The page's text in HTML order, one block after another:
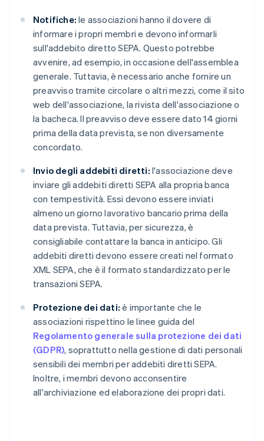
Notifiche: le associazioni hanno il dovere di
informare i propri membri e devono informarli
sull'addebito diretto SEPA. Questo potrebbe
avvenire, ad esempio, in occasione dell'assemblea
generale. Tuttavia, è necessario anche fornire un
preavviso tramite circolare o altri mezzi, come il sito
web dell'associazione, la rivista dell'associazione o
la bacheca. Il preavviso deve essere dato 14 giorni
prima della data prevista, se non diversamente
concordato.
Invio degli addebiti diretti: l'associazione deve
inviare gli addebiti diretti SEPA alla propria banca
con tempestività. Essi devono essere inviati
almeno un giorno lavorativo bancario prima della
data prevista. Tuttavia, per sicurezza, è
consigliabile contattare la banca in anticipo. Gli
addebiti diretti devono essere creati nel formato
XML SEPA, che è il formato standardizzato per le
transazioni SEPA.
Protezione dei dati: è importante che le
associazioni rispettino le linee guida del
Regolamento generale sulla protezione dei dati
(GDPR), soprattutto nella gestione di dati personali
sensibili dei membri per addebiti diretti SEPA.
Inoltre, i membri devono acconsentire
all'archiviazione ed elaborazione dei propri dati.